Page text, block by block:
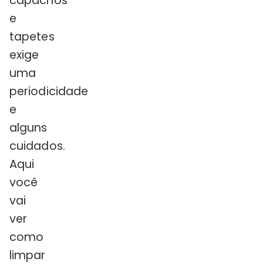
e
tapetes
exige
uma
periodicidade
e
alguns
cuidados.
Aqui
você
vai
ver
como
limpar